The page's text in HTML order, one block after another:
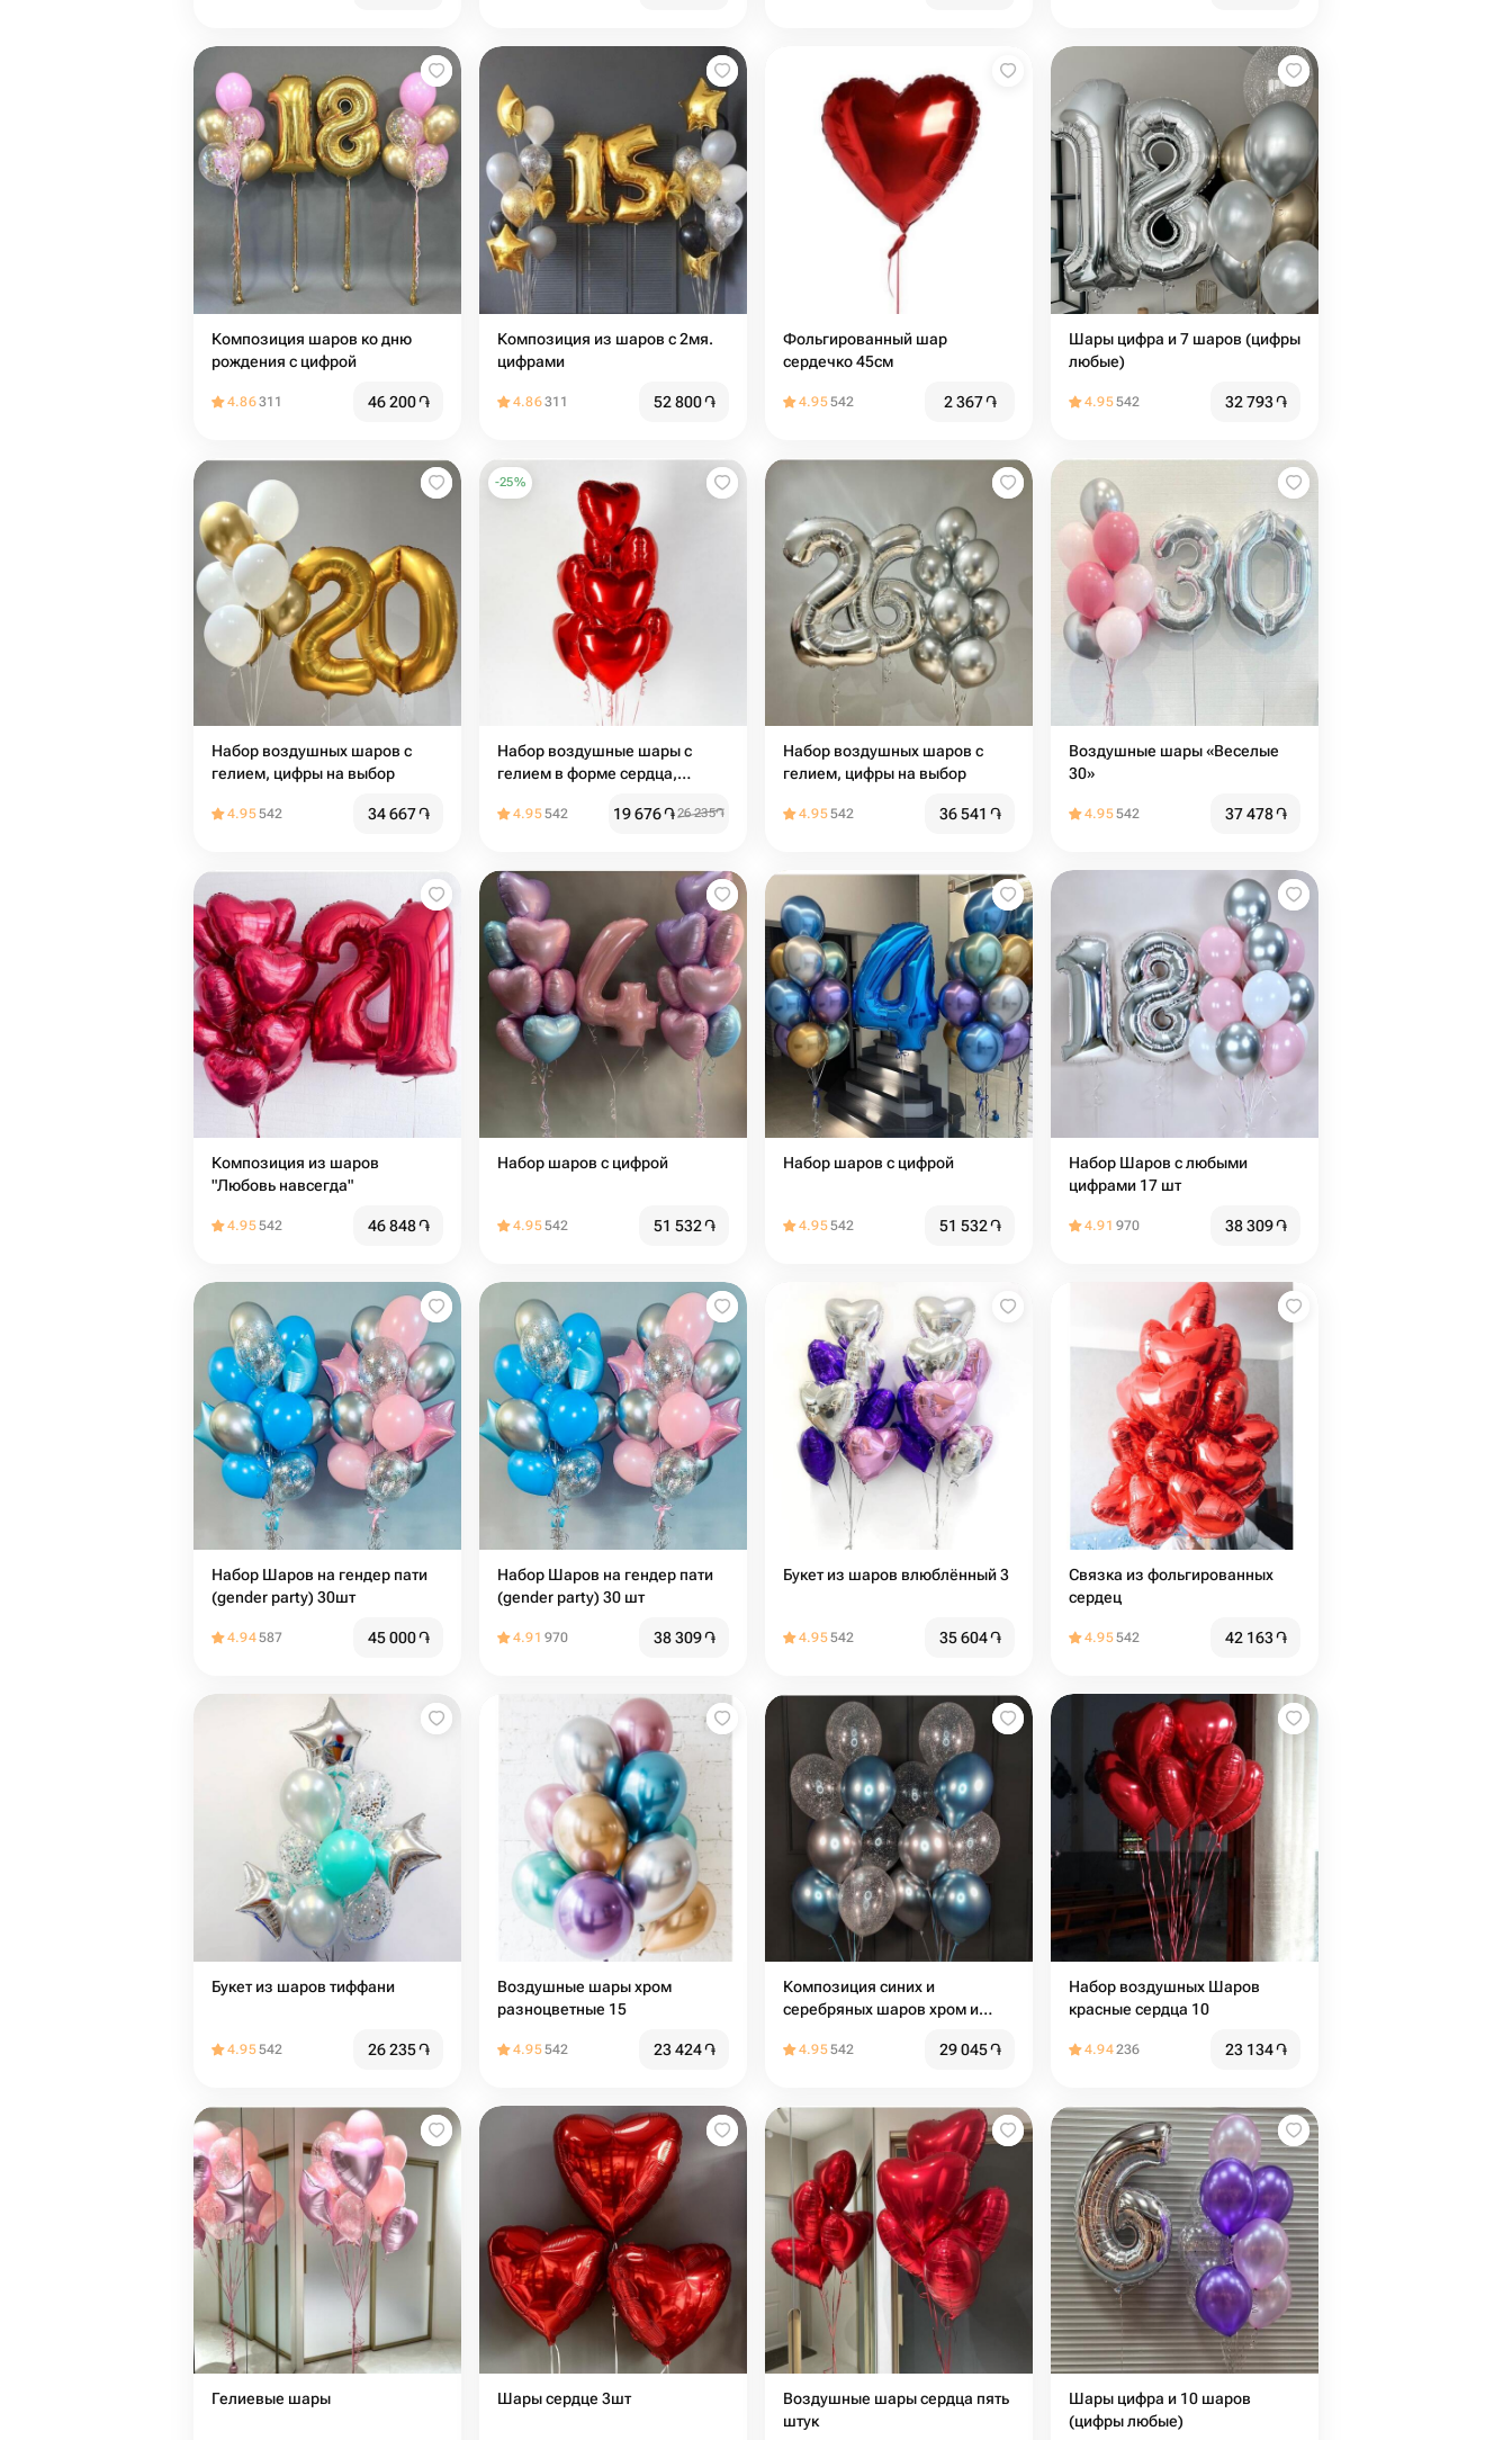
Композиция шаров ко дню
рождения с цифрой
4.86311 46 200֏
Композиция из шаров с 2мя.
цифрами
4.86311 52 800֏
Фольгированный шар
сердечко 45см
4.95542 2 367֏
Шары цифра и 7 шаров (цифры
любые)
4.95542 32 793֏
Набор воздушных шаров с
гелием, цифры на выбор
4.95542 34 667֏
-25%
Набор воздушные шары с
гелием в форме сердца,
4.95542 19 676֏26 235֏
Набор воздушных шаров с
гелием, цифры на выбор
4.95542 36 541 ֏
Воздушные шары «Веселые
30»
4.95542 37 478֏
Композиция из шаров
"Любовь навсегда"
4.95542 46 848֏
Набор шаров с цифрой
4.95542 51 532֏
Набор шаров с цифрой
4.95542 51 532֏
Набор Шаров с любыми
цифрами 17 шт
4.91 970 38 309֏
Набор Шаров на гендер пати
(gender party) 30шт
4.94587 45 000֏
Набор Шаров на гендер пати
(gender party) 30 шт
4.91 970 38 309֏
Букет из шаров влюблённый 3
4.95542 35 604֏
Связка из фольгированных
сердец
4.95542 42 163֏
Букет из шаров тиффани
4.95542 26 235֏
Воздушные шары хром
разноцветные 15
4.95542 23 424֏
Композиция синих и
серебряных шаров хром и
блестками
4.95542 29 045֏
Набор воздушных Шаров
красные сердца 10
4.94236 23 134֏
Гелиевые шары Шары сердце 3шт
Воздушные шары сердца пять
штук
Шары цифра и 10 шаров
(цифры любые)